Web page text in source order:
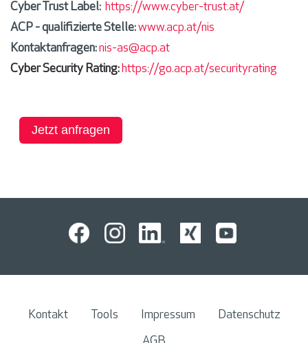
Cyber Trust Label: https://www.cyber-trust.at/
ACP - qualifizierte Stelle:www.acp.at/nis
Kontaktanfragen:nis-as@acp.at
Cyber Security Rating:https://go.acp.at/securityrating
Jetzt anfragen
Kontakt Tools Impressum
Datenschutz